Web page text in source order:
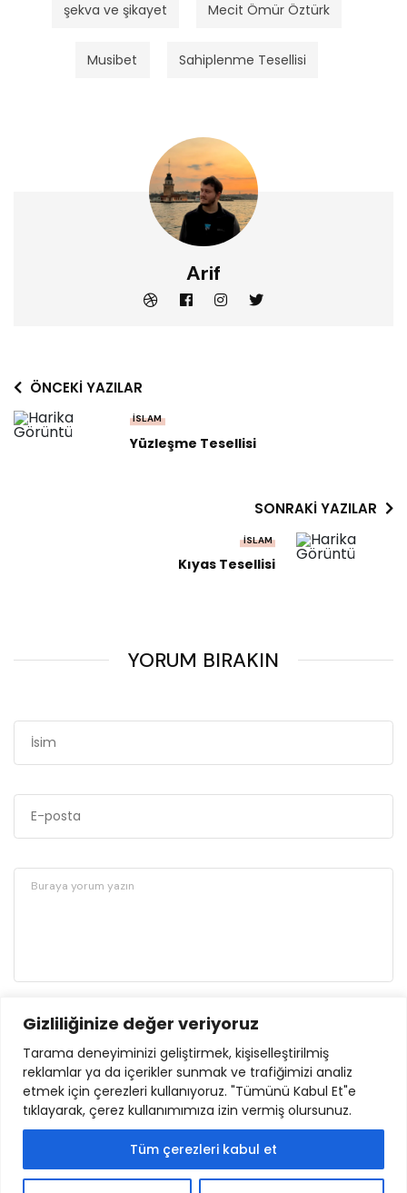
Gizliliğinize değer veriyoruz
Tarama deneyiminizi geliştirmek, kişiselleştirilmiş
reklamlar ya da içerikler sunmak ve trafiğimizi analiz
etmek için çerezleri kullanıyoruz. "Tümünü Kabul Et"e
tıklayarak, çerez kullanımımıza izin vermiş olursunuz.
Tüm çerezleri kabul et
şekva ve şikayet Mecit Ömür Öztürk
Musibet Sahiplenme Tesellisi
Arif
ÖNCEKI YAZILAR
İSLAM
Yüzleşme Tesellisi
SONRAKI YAZILAR
İSLAM
Kıyas Tesellisi
YORUM BIRAKIN
GÖNDER
© 2024. İlimcephesi.com |Yasal Bildiri|